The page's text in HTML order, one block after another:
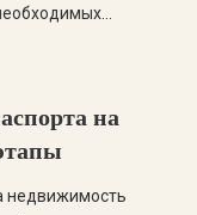
на
недвижимость